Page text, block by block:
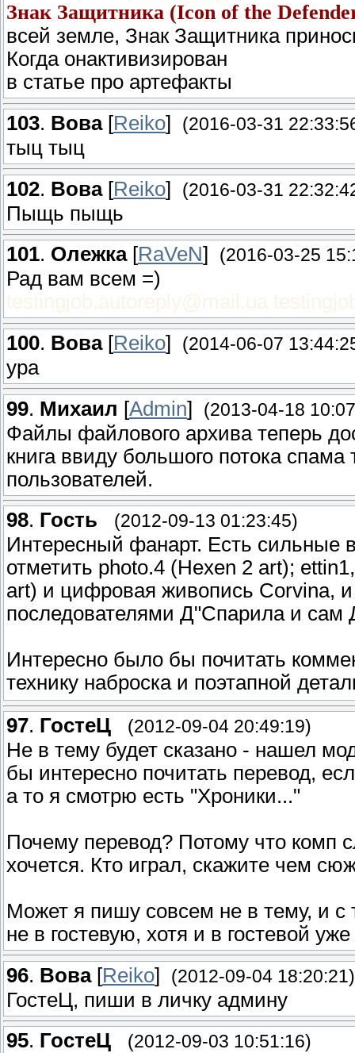
Знак Защитника (Icon of the
всей земле, Знак Защитника
Когда онактивизирован
в статье про артефакты
103. Вова [Reiko] (2016-03-31
тыц тыц
102. Вова [Reiko] (2016-03-31
Пыщь пыщь
101. Олежка [RaVeN] (2016-03-25
Рад вам всем =)
testingjob.autoreply@mail.ua
100. Вова [Reiko] (2014-06-07
ура
99. Михаил [Admin] (2013-04-18
Файлы файлового архива теперь
книга ввиду большого потока
пользователей.
98. Гость (2012-09-13 01:23:45)
Интересный фанарт. Есть сильные
отметить photo.4 (Hexen 2 art);
art) и цифровая живопись Corvina,
последователями Д"Спарила и сам
Интересно было бы почитать
технику наброска и поэтапной
97. ГостеЦ (2012-09-04 20:49:19)
Не в тему будет сказано - нашел
бы интересно почитать перевод,
а то я смотрю есть "Хроники..."
Почему перевод? Потому что комп
хочется. Кто играл, скажите чем
Может я пишу совсем не в тему, и
не в гостевую, хотя и в гостевой
96. Вова [Reiko] (2012-09-04 18:20:21)
ГостеЦ, пиши в личку админу
95. ГостеЦ (2012-09-03 10:51:16)